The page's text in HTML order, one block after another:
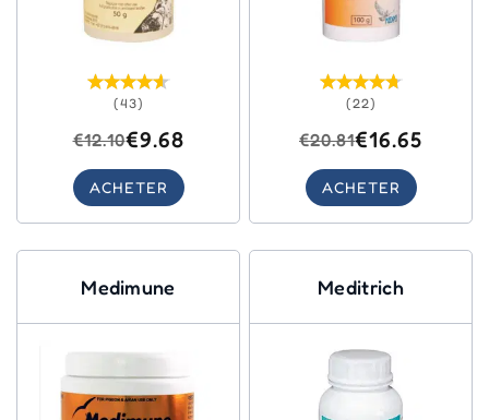
(43)
€12.10€9.68
ACHETER
(22)
€20.81€16.65
ACHETER
Medimune Meditrich